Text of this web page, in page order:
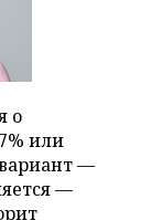
о
или
—
—